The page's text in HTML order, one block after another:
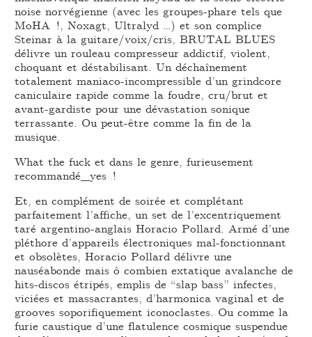
noise norvégienne (avec les groupes-phare tels que
MoHA !, Noxagt, Ultralyd …) et son complice
Steinar à la guitare/voix/cris, BRUTAL BLUES
délivre un rouleau compresseur addictif, violent,
choquant et déstabilisant. Un déchaînement
totalement maniaco-incompressible d’un grindcore
caniculaire rapide comme la foudre, cru/brut et
avant-gardiste pour une dévastation sonique
terrassante. Ou peut-être comme la fin de la
musique.
What the fuck et dans le genre, furieusement
recommandé_yes !
Et, en complément de soirée et complétant
parfaitement l’affiche, un set de l’excentriquement
taré argentino-anglais Horacio Pollard. Armé d’une
pléthore d’appareils électroniques mal-fonctionnant
et obsolètes, Horacio Pollard délivre une
nauséabonde mais ô combien extatique avalanche de
hits-discos étripés, emplis de “slap bass” infectes,
viciées et massacrantes, d’harmonica vaginal et de
grooves soporifiquement iconoclastes. Ou comme la
furie caustique d’une flatulence cosmique suspendue